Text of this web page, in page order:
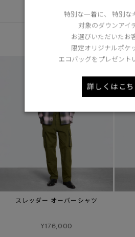
DETAIL
あなたへのおす
スレッダー オーバーシャツ
¥176,000
特別な一着に、 特別な
対象のダウンアイ
お選びいただいたお
限定オリジナルポケ
エコバッグをプレゼント
詳しくはこち